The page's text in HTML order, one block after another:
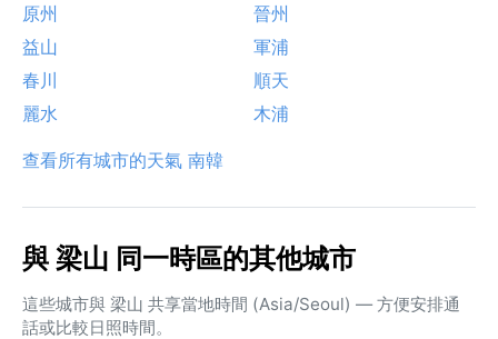
原州
晉州
益山
軍浦
春川
順天
麗水
木浦
查看所有城市的天氣 南韓
與 梁山 同一時區的其他城市
這些城市與 梁山 共享當地時間 (Asia/Seoul) — 方便安排通
話或比較日照時間。